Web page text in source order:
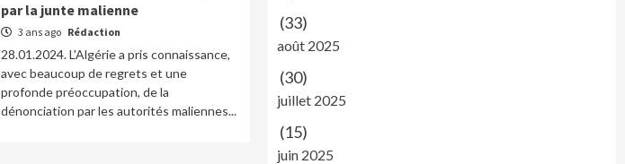
par la junte malienne
3 ans ago Rédaction
28.01.2024. L'Algérie a pris connaissance,
avec beaucoup de regrets et une
profonde préoccupation, de la
dénonciation par les autorités maliennes...
(33)
août 2025
(30)
juillet 2025
(15)
juin 2025